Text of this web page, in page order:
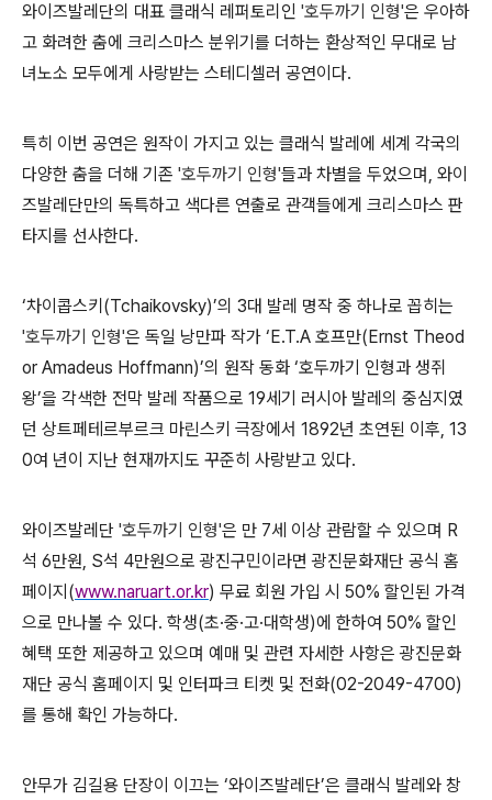
와이즈발레단의 대표 클래식 레퍼토리인 '호두까기 인형'은 우아하
고 화려한 춤에 크리스마스 분위기를 더하는 환상적인 무대로 남
녀노소 모두에게 사랑받는 스테디셀러 공연이다.
특히 이번 공연은 원작이 가지고 있는 클래식 발레에 세계 각국의
다양한 춤을 더해 기존 '호두까기 인형'들과 차별을 두었으며, 와이
즈발레단만의 독특하고 색다른 연출로 관객들에게 크리스마스 판
타지를 선사한다.
‘차이콥스키 (Tchaikovsky)’의 3대 발레 명작 중 하나로 꼽히는
'호두까기 인형'은 독일 낭만파 작가 ‘E.T.A 호프만(Ernst Theod
or Amadeus Hoffmann)’의 원작 동화 ‘호두까기 인형과 생쥐
왕’을 각색한 전막 발레 작품으로 19세기 러시아 발레의 중심지였
던 상트페테르부르크 마린스키 극장에서 1892년 초연된 이후, 13
0여 년이 지난 현재까지도 꾸준히 사랑받고 있다.
와이즈발레단 '호두까기 인형'은 만 7세 이상 관람할 수 있으며 R
석 6만원, S석 4만원으로 광진구민이라면 광진문화재단 공식 홈
페이지 (www.naruart.or.kr) 무료 회원 가입 시 50% 할인된 가격
으로 만나볼 수 있다. 학생(초·중·고·대학생)에 한하여 50% 할인
혜택 또한 제공하고 있으며 예매 및 관련 자세한 사항은 광진문화
재단 공식 홈페이지 및 인터파크 티켓 및 전화(02-2049-4700)
를 통해 확인 가능하다.
안무가 김길용 단장이 이끄는 ‘와이즈발레단’은 클래식 발레와 창